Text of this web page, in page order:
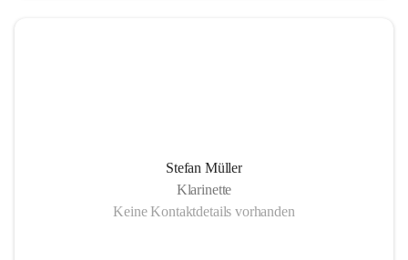
Stefan Müller
Klarinette
Keine Kontaktdetails vorhanden